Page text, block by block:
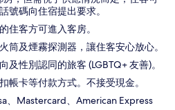
號碼向住宿提出要求。
住客方可進入客房。
筒及煙霧探測器，讓住客安心放心。
及性別認同的旅客 (LGBTQ+ 友善)。
帳卡等付款方式。不接受現金。
、Mastercard、American Express